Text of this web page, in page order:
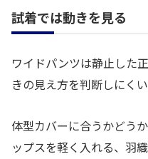
試着では動きを見る
ワイドパンツは静止した
きの見え方を判断しにくい
体型カバーに合うかどう
ップスを軽く入れる、羽